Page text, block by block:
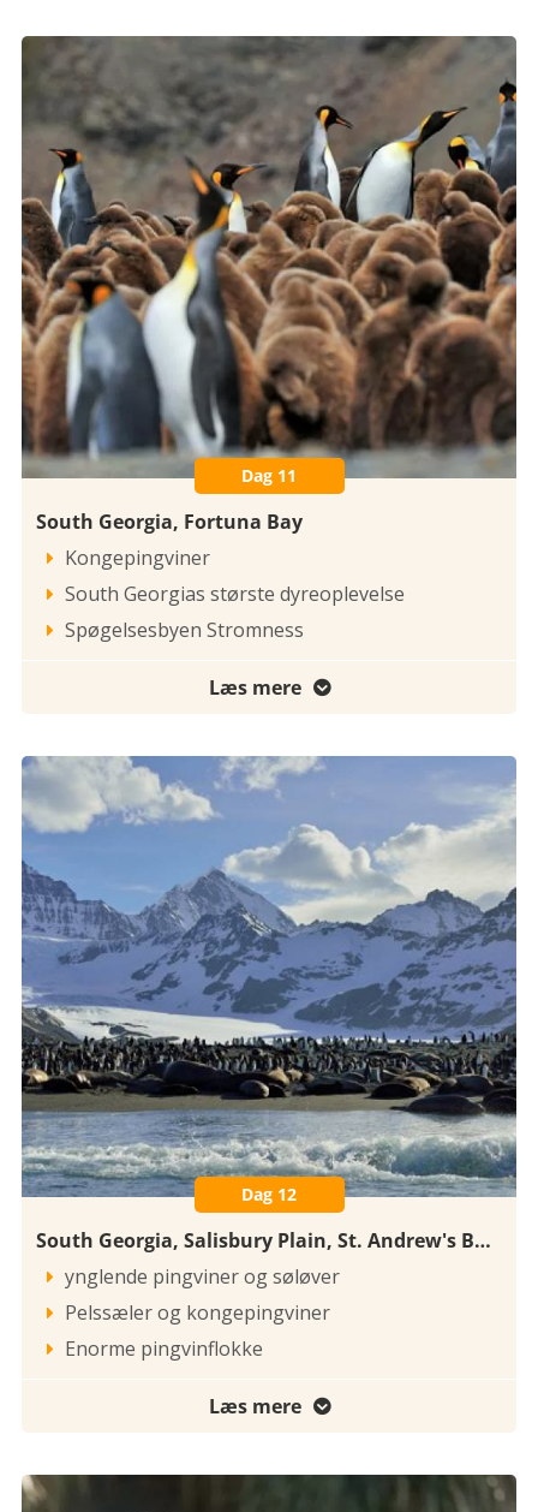
Dag 11
South Georgia, Fortuna Bay
 Kongepingviner
 South Georgias største dyreoplevelse
 Spøgelsesbyen Stromness
Læs mere 
Dag 12
South Georgia, Salisbury Plain, St. Andrew's Bay, Gold Harbour
 ynglende pingviner og søløver
 Pelssæler og kongepingviner
 Enorme pingvinflokke
Læs mere 